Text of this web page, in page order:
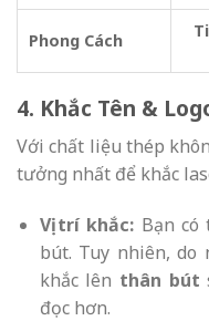
Phong Cách
4. Khắc Tên &
Với chất liệu thép
tưởng nhất để khắc
Vị trí khắc: Bạn
bút. Tuy nhiên, do
khắc lên thân bút
đọc hơn.